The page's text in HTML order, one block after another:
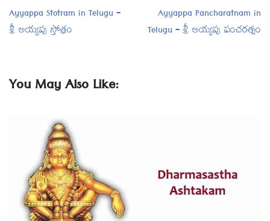
Ayyappa Stotram in Telugu –
శ్రీ అయ్యప్ప స్తోత్రం
Ayyappa Pancharatnam in
Telugu – శ్రీ అయ్యప్ప పంచరత్నం
You May Also Like: